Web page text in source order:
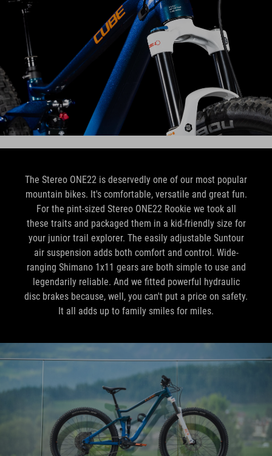
The Stereo ONE22 is deservedly one of our most popular
mountain bikes. It's comfortable, versatile and great fun.
For the pint-sized Stereo ONE22 Rookie we took all
these traits and packaged them in a kid-friendly size for
your junior trail explorer. The easily adjustable Suntour
air suspension adds both comfort and control. Wide-
ranging Shimano 1x11 gears are both simple to use and
legendarily reliable. And we fitted powerful hydraulic
disc brakes because, well, you can't put a price on safety.
It all adds up to family smiles for miles.